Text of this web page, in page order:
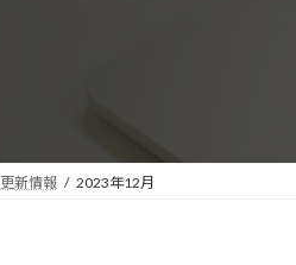
更新情報 2023年12月